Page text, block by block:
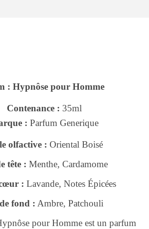
: Hypnôse pour Homme
Contenance : 35ml
: Parfum Generique
olfactive : Oriental Boisé
tête : Menthe, Cardamome
: Lavande, Notes Épicées
fond : Ambre, Patchouli
pour Homme est un parfum